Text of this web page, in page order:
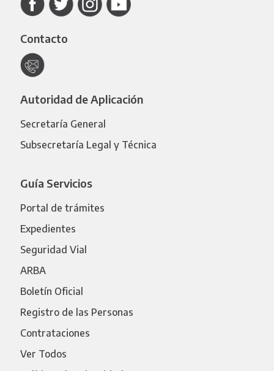
Contacto
Autoridad de Aplicación
Secretaría General
Subsecretaría Legal y Técnica
Guía Servicios
Portal de trámites
Expedientes
Seguridad Vial
ARBA
Boletín Oficial
Registro de las Personas
Contrataciones
Ver Todos